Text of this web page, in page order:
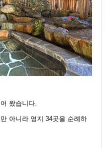
왔습니다.
아니라 영지 34곳을 순례하